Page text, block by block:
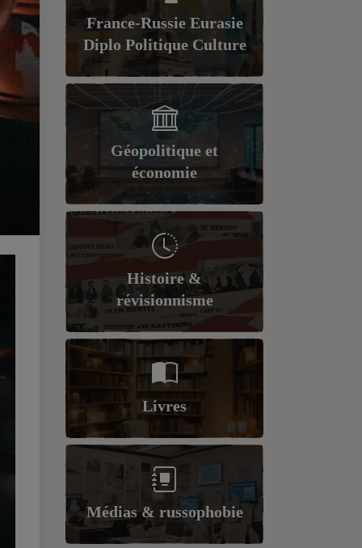
France-Russie Eurasie
Diplo Politique Culture
Géopolitique et
économie
Histoire &
révisionnisme
Livres
Médias & russophobie